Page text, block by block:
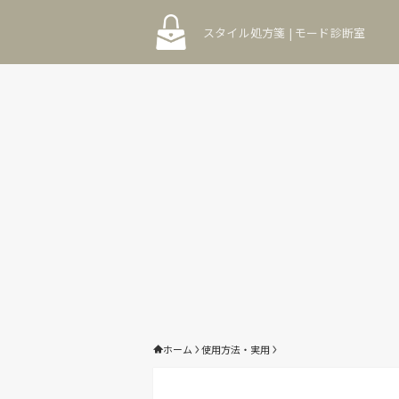
スタイル処方箋 | モード診断室
ホーム 使用方法・実用